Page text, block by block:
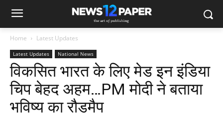
Home Latest Updates
Latest Updates National News
विकसित भारत के लिए मेड इन इंडिया
चिप बेहद अहम…PM मोदी ने बताया
भविष्य का रौडमैप